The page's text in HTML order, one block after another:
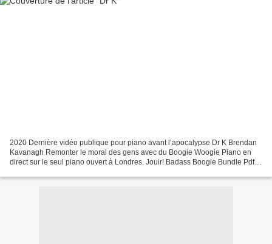
2020 Dernière vidéo publique pour piano avant l’apocalypse Dr K Brendan
Kavanagh Remonter le moral des gens avec du Boogie Woogie Piano en
direct sur le seul piano ouvert à Londres. Jouir! Badass Boogie Bundle Pdf’s